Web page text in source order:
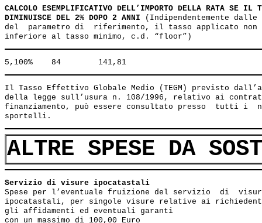
CALCOLO ESEMPLIFICATIVO DELL’IMPORTO DELLA RATA SE IL
DIMINUISCE DEL 2% DOPO 2 ANNI (Indipendentemente
del  parametro di  riferimento, il tasso applicato non
Il Tasso Effettivo Globale Medio (TEGM) previsto
della legge sull’usura n. 108/1996, relativo ai
finanziamento, può essere consultato presso  tutti i
ALTRE SPESE DA
Servizio di visure ipocatastali
Spese per l’eventuale fruizione del servizio  di
ipocatastali, per singole visure relative ai
gli affidamenti ed eventuali garanti